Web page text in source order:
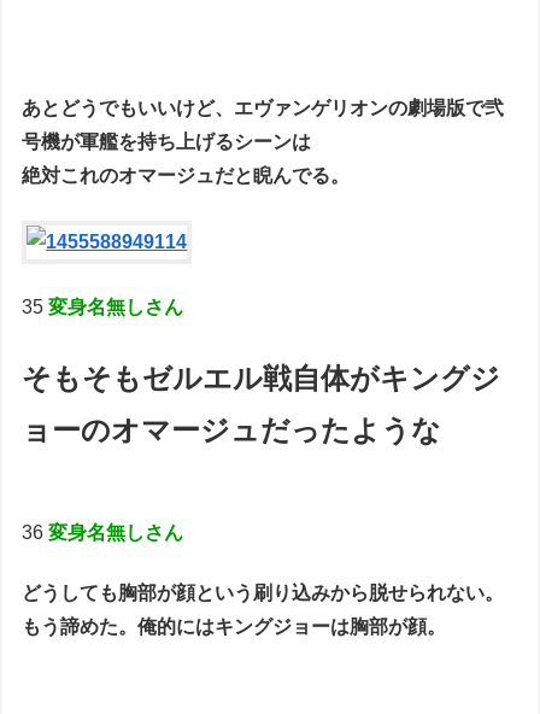
あとどうでもいいけど、エヴァンゲリオンの劇場版で弐
号機が軍艦を持ち上げるシーンは
絶対これのオマージュだと睨んでる。
35 変身名無しさん
そもそもゼルエル戦自体がキングジ
ョーのオマージュだったような
36 変身名無しさん
どうしても胸部が顔という刷り込みから脱せられない。
もう諦めた。俺的にはキングジョーは胸部が顔。